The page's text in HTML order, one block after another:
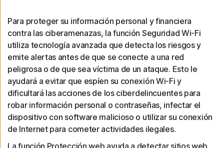
Para proteger su información personal y financiera
contra las ciberamenazas, la función Seguridad Wi-Fi
utiliza tecnología avanzada que detecta los riesgos y
emite alertas antes de que se conecte a una red
peligrosa o de que sea víctima de un ataque. Esto le
ayudará a evitar que espíen su conexión Wi-Fi y
dificultará las acciones de los ciberdelincuentes para
robar información personal o contraseñas, infectar el
dispositivo con software malicioso o utilizar su conexión
de Internet para cometer actividades ilegales.
La función Protección web ayuda a detectar sitios web